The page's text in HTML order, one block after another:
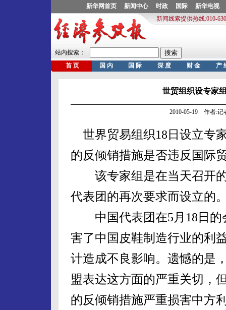
世贸组织设专家
2010-05-19 作者:记
世界贸易组织18日设立专
的反倾销措施是否违反国际
该专家组是在当天召开的
代表团的再次要求而设立的
中国代表团在5月18日的
害了中国皮鞋制造行业的利
计造成不良影响。遗憾的是
盟表达这方面的严重关切，
的反倾销措施严重损害中方